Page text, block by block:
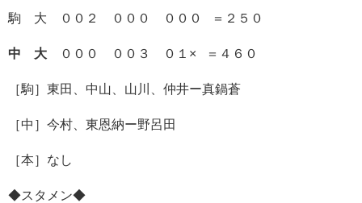
駒 大 ００２ ０００ ０００ ＝２５０
中 大 ０００ ００３ ０１ × ＝４６０
［駒］東田、中山、山川、仲井ー真鍋蒼
［中］今村、東恩納ー野呂田
［本］なし
◆スタメン◆